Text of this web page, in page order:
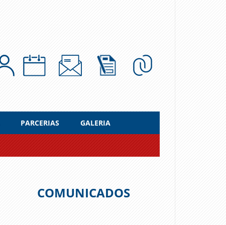
PARCERIAS GALERIA
COMUNICADOS